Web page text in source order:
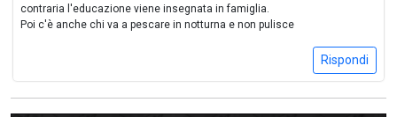
contraria l'educazione viene insegnata in famiglia.
Poi c'è anche chi va a pescare in notturna e non pulisce
Rispondi